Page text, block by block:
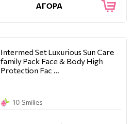
ΑΓΟΡΑ
Intermed Set Luxurious Sun Care
family Pack Face & Body High
Protection Fac …
10 Smilies